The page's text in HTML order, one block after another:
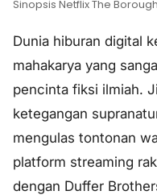
Sinopsis Netflix The
Dunia hiburan digital
mahakarya yang
pencinta fiksi ilmiah.
ketegangan
mengulas tontonan
platform streaming
dengan Duffer